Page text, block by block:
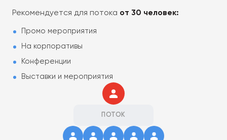
Рекомендуется для потока от 30 человек:
Промо мероприятия
На корпоративы
Конференции
Выставки и мероприятия
ПОТОК